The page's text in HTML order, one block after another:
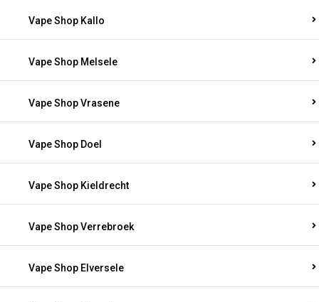
Vape Shop Kallo
Vape Shop Melsele
Vape Shop Vrasene
Vape Shop Doel
Vape Shop Kieldrecht
Vape Shop Verrebroek
Vape Shop Elversele